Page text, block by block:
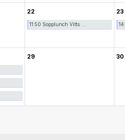
22
11:50 Sopplunch Vitts ...
23
29 30